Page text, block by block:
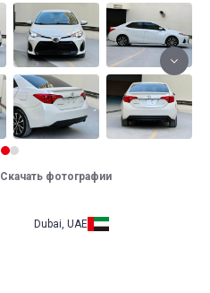
Скачать фотографии
Dubai, UAE